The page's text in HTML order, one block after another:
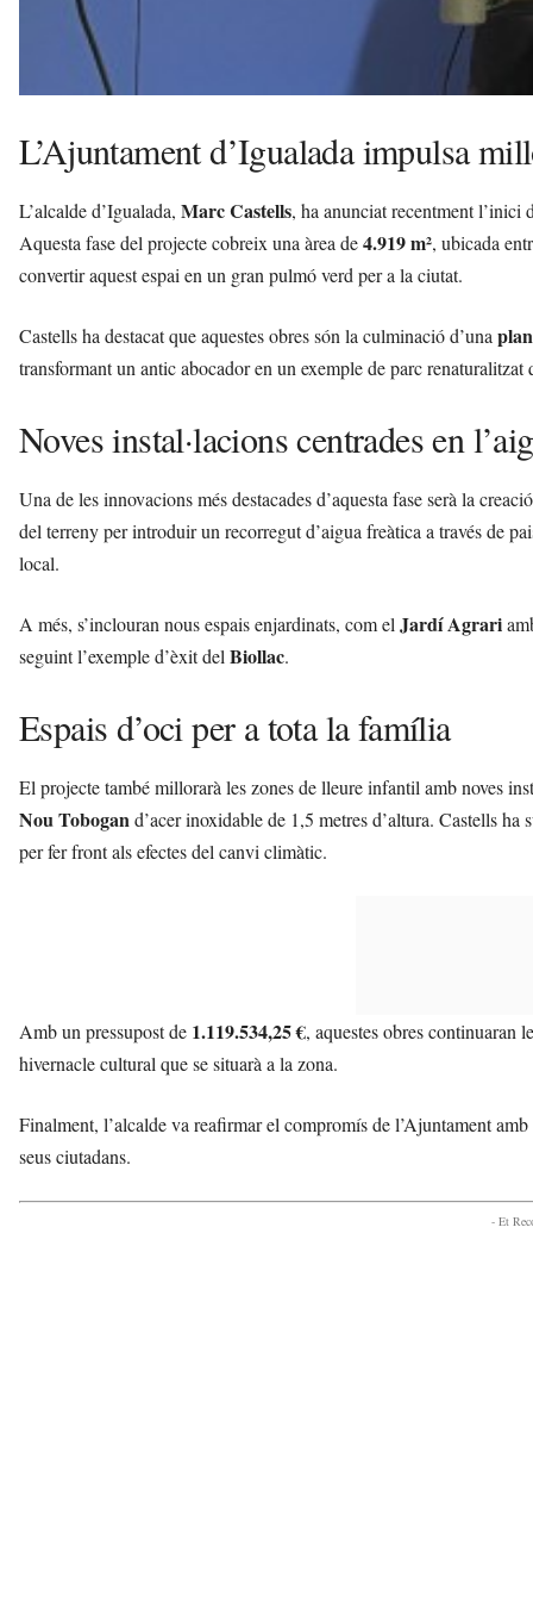
L’Ajuntament d’Igualada impulsa
L’alcalde d’Igualada, Marc Castells, ha anunciat recentment l’inici
Aquesta fase del projecte cobreix una àrea de4.919 m², ubicada
convertir aquest espai en un gran pulmó verd per a la ciutat.
Castells ha destacat que aquestes obres són la culminació d’una
transformant un antic abocador en un exemple de parc
Noves instal·lacions centrades en
Una de les innovacions més destacades d’aquesta fase serà la
del terreny per introduir un recorregut d’aigua freàtica a través de
local.
A més, s’inclouran nous espais enjardinats, com el Jardí Agrari
seguint l’exemple d’èxit del Biollac.
Espais d’oci per a tota la família
El projecte també millorarà les zones de lleure infantil amb noves
Nou Tobogand’acer inoxidable de 1,5 metres d’altura. Castells
per fer front als efectes del canvi climàtic.
Amb un pressupost de 1.119.534,25 €, aquestes obres continuaran
hivernacle cultural que se situarà a la zona.
Finalment, l’alcalde va reafirmar el compromís de l’Ajuntament
seus ciutadans.
- Et